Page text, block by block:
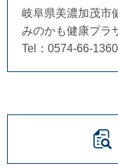
岐阜県美濃加茂市
みのかも健康プラ
Tel：0574-66-1360